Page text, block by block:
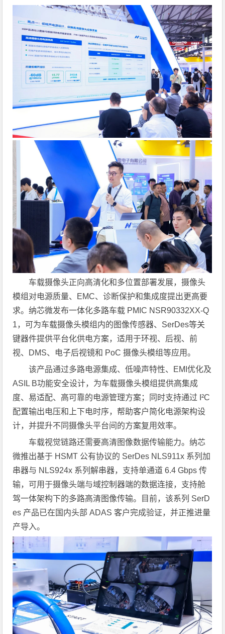
车载摄像头正向高清化和多位置部署发展，摄像头
模组对电源质量、EMC、诊断保护和集成度提出更高要
求。纳芯微发布一体化多路车载 PMIC NSR90332XX-Q
1，可为车载摄像头模组内的图像传感器、SerDes等关
键器件提供平台化供电方案，适用于环视、后视、前
视、DMS、电子后视镜和 PoC 摄像头模组等应用。
该产品通过多路电源集成、低噪声特性、EMI优化及
ASIL B功能安全设计，为车载摄像头模组提供高集成
度、易适配、高可靠的电源管理方案；同时支持通过 I²C
配置输出电压和上下电时序，帮助客户简化电源架构设
计，并提升不同摄像头平台间的方案复用效率。
车载视觉链路还需要高清图像数据传输能力。纳芯
微推出基于 HSMT 公有协议的 SerDes NLS911x 系列加
串器与 NLS924x 系列解串器，支持单通道 6.4 Gbps 传
输，可用于摄像头端与域控制器端的数据连接，支持舱
驾一体架构下的多路高清图像传输。目前，该系列 SerD
es 产品已在国内头部 ADAS 客户完成验证，并正推进量
产导入。